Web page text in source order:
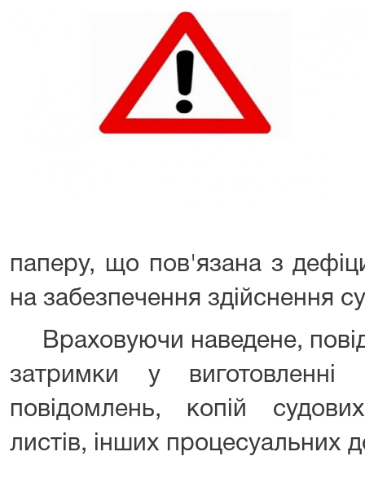
паперу, що пов'язана з
на забезпечення здійснення
Враховуючи наведене,
затримки у виготовленні
повідомлень, копій
листів, інших процесуальних